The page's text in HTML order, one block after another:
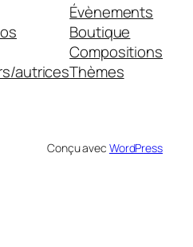
autrices
Évènements
Boutique
Compositions
Thèmes
Conçu avec WordPress